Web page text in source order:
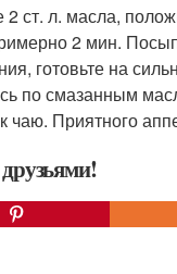
2 ст. л. масла,
2 мин.
готовьте на
по смазанным
чаю. Приятного